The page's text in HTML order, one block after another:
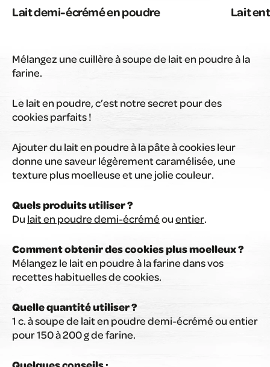
Lait demi-écrémé en poudre Lait
Mélangez une cuillère à soupe de lait en poudre à la
farine.
Le lait en poudre, c’est notre secret pour des
cookies parfaits !
Ajouter du lait en poudre à la pâte à cookies leur
donne une saveur légèrement caramélisée, une
texture plus moelleuse et une jolie couleur.
Quels produits utiliser ?
Du lait en poudre demi-écréméouentier.
Comment obtenir des cookies plus moelleux ?
Mélangez le lait en poudre à la farine dans vos
recettes habituelles de cookies.
Quelle quantité utiliser ?
1 c. à soupe de lait en poudre demi-écrémé ou entier
pour 150 à 200 g de farine.